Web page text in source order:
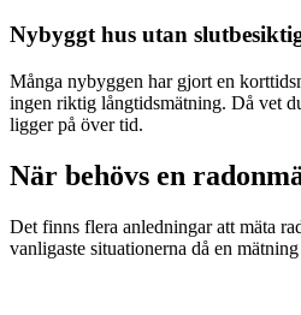
Nybyggt hus utan
Många nybyggen har gjort en
ingen riktig långtidsmätning. Då vet
ligger på över tid.
När behövs en
Det finns flera anledningar att mäta
vanligaste situationerna då en